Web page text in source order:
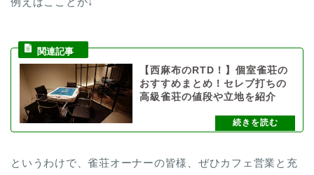
【西麻布のRTD！】個室雀荘の
おすすめまとめ！セレブ打ちの
高級雀荘の値段や立地を紹介
というわけで、雀荘オーナーの皆様、ぜひカフェ営業と充